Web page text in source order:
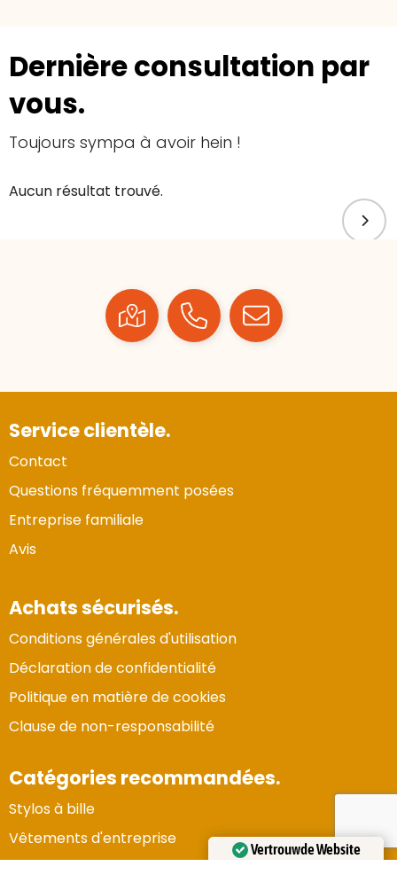
Dernière consultation par
vous.
Toujours sympa à avoir hein !
Aucun résultat trouvé.
Service clientèle.
Contact
Questions fréquemment posées
Entreprise familiale
Avis
Achats sécurisés.
Conditions générales d'utilisation
Déclaration de confidentialité
Politique en matière de cookies
Clause de non-responsabilité
Catégories recommandées.
Stylos à bille
Vêtements d'entreprise
Gecertificeerd door:Trustindex